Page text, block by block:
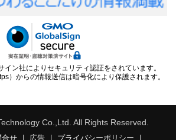
イン社によりセキュリティ認証をされています。
）からの情報送信は暗号化により保護されます。
Co.,Ltd. All Rights Reserved.